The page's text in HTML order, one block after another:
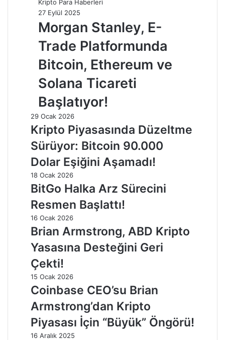
Kripto Para Haberleri
27 Eylül 2025
Morgan Stanley, E-
Trade Platformunda
Bitcoin, Ethereum ve
Solana Ticareti
Başlatıyor!
29 Ocak 2026
Kripto Piyasasında Düzeltme
Sürüyor: Bitcoin 90.000
Dolar Eşiğini Aşamadı!
18 Ocak 2026
BitGo Halka Arz Sürecini
Resmen Başlattı!
16 Ocak 2026
Brian Armstrong, ABD Kripto
Yasasına Desteğini Geri
Çekti!
15 Ocak 2026
Coinbase CEO’su Brian
Armstrong’dan Kripto
Piyasası İçin “Büyük” Öngörü!
16 Aralık 2025